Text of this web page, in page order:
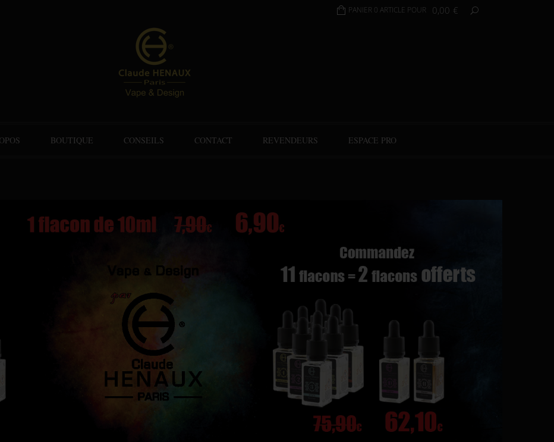
PANIER 0 ARTICLE POUR 0,00 €
BOUTIQUE CONSEILS CONTACT REVENDEURS ESPACE PRO